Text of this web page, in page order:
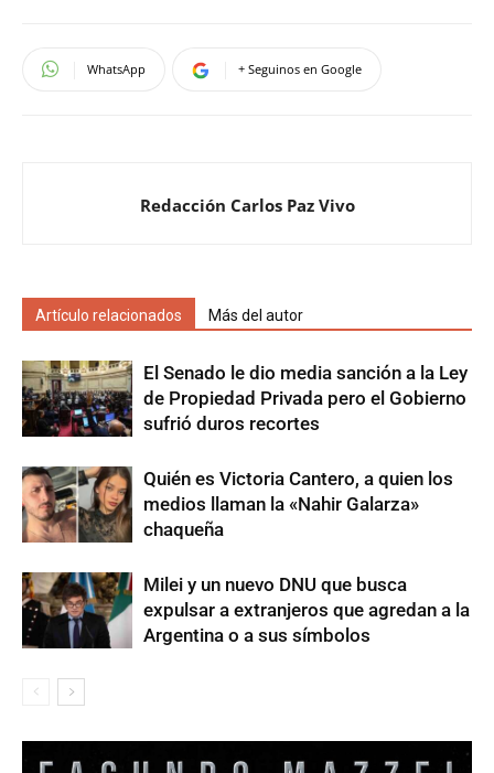
WhatsApp + Seguinos en Google
Redacción Carlos Paz Vivo
Artículo relacionados Más del autor
El Senado le dio media sanción a la Ley
de Propiedad Privada pero el Gobierno
sufrió duros recortes
Quién es Victoria Cantero, a quien los
medios llaman la «Nahir Galarza»
chaqueña
Milei y un nuevo DNU que busca
expulsar a extranjeros que agredan a la
Argentina o a sus símbolos